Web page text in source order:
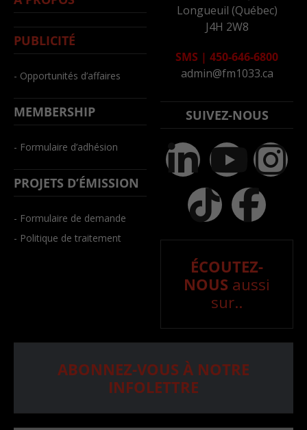
PUBLICITÉ
- Opportunités d’affaires
MEMBERSHIP
- Formulaire d’adhésion
PROJETS D’ÉMISSION
- Formulaire de demande
- Politique de traitement
Longueuil (Québec)
J4H 2W8
SMS | 450-646-6800
admin@fm1033.ca
SUIVEZ-NOUS
ÉCOUTEZ-
NOUS aussi
sur..
ABONNEZ-VOUS À NOTRE
INFOLETTRE